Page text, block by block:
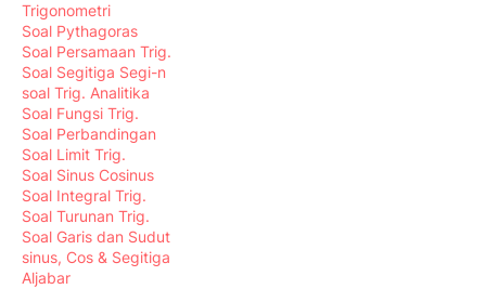
Trigonometri
Soal Pythagoras
Soal Persamaan Trig.
Soal Segitiga Segi-n
soal Trig. Analitika
Soal Fungsi Trig.
Soal Perbandingan
Soal Limit Trig.
Soal Sinus Cosinus
Soal Integral Trig.
Soal Turunan Trig.
Soal Garis dan Sudut
sinus, Cos & Segitiga
Aljabar